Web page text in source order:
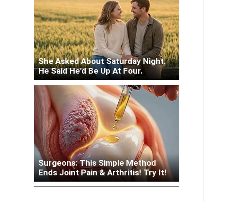
She Asked About Saturday Night.
He Said He'd Be Up At Four.
Surgeons: This Simple Method
Ends Joint Pain & Arthritis! Try It!
Woman Lives In Garage - Don't
Judge Until You Peek Inside